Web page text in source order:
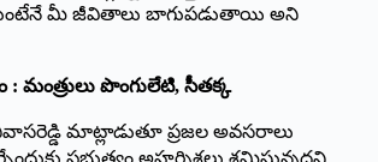
మీ జీవితాలు బాగుపడుతాయి అని
మంత్రులు పొంగులేటి, సీతక్క
మాట్లాడుతూ ప్రజల అవసరాలు
ప్రభుత్వం అహర్నిశలు శ్రమిస్తున్నదని